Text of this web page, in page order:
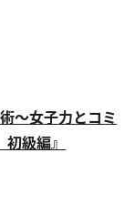
～女子力とコミ
級編』